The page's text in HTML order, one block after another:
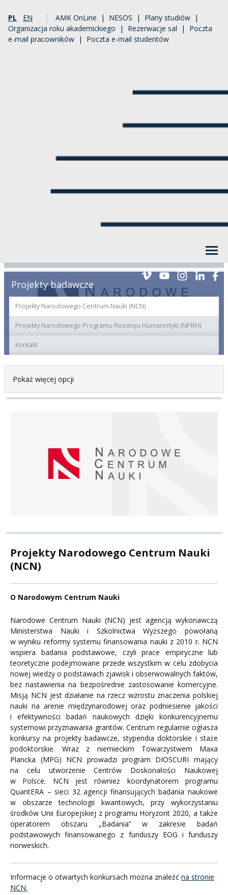
PL EN AMK OnLine | NESOS | Plany studiów |
Organizacja roku akademickiego | Rezerwacje sal | Poczta
e-mail pracowników | Poczta e-mail studentów
Projekty badawcze
Projekty Narodowego Centrum Nauki (NCN)
Projekty Narodowego Programu Rozwoju Humanistyki (NPRH)
Kontakt
Pokaż więcej opcji
Projekty Narodowego Centrum Nauki
(NCN)
O Narodowym Centrum Nauki
Narodowe Centrum Nauki (NCN) jest agencją wykonawczą
Ministerstwa Nauki i Szkolnictwa Wyższego powołaną
w wyniku reformy systemu finansowania nauki z 2010 r. NCN
wspiera badania podstawowe, czyli prace empiryczne lub
teoretyczne podejmowane przede wszystkim w celu zdobycia
nowej wiedzy o podstawach zjawisk i obserwowalnych faktów,
bez nastawienia na bezpośrednie zastosowanie komercyjne.
Misją NCN jest działanie na rzecz wzrostu znaczenia polskiej
nauki na arenie międzynarodowej oraz podniesienie jakości
i efektywności badań naukowych dzięki konkurencyjnemu
systemowi przyznawania grantów. Centrum regularnie ogłasza
konkursy na projekty badawcze, stypendia doktorskie i staże
podoktorskie. Wraz z niemieckim Towarzystwem Maxa
Plancka (MPG) NCN prowadzi program DIOSCURI mający
na celu utworzenie Centrów Doskonałości Naukowej
w Polsce. NCN jest również koordynatorem programu
QuantERA – sieci 32 agencji finansujących badania naukowe
w obszarze technologii kwantowych, przy wykorzystaniu
środków Unii Europejskiej z programu Horyzont 2020, a także
operatorem obszaru „Badania” w zakresie badań
podstawowych finansowanego z funduszy EOG i funduszy
norweskich.
Informacje o otwartych konkursach można znaleźć na stronie
NCN.